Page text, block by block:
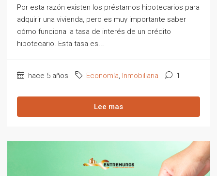
Por esta razón existen los préstamos hipotecarios para
adquirir una vivienda, pero es muy importante saber
cómo funciona la tasa de interés de un crédito
hipotecario. Esta tasa es...
hace 5 años Economía, Inmobiliaria 1
Lee mas